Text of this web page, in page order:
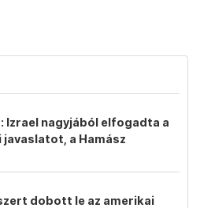
nagyjából elfogadta a
a Hamász
dobott le az amerikai